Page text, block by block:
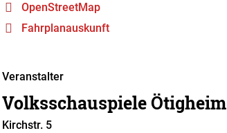
OpenStreetMap
Fahrplanauskunft
Veranstalter
Volksschauspiele Ötigheim
Kirchstr. 5